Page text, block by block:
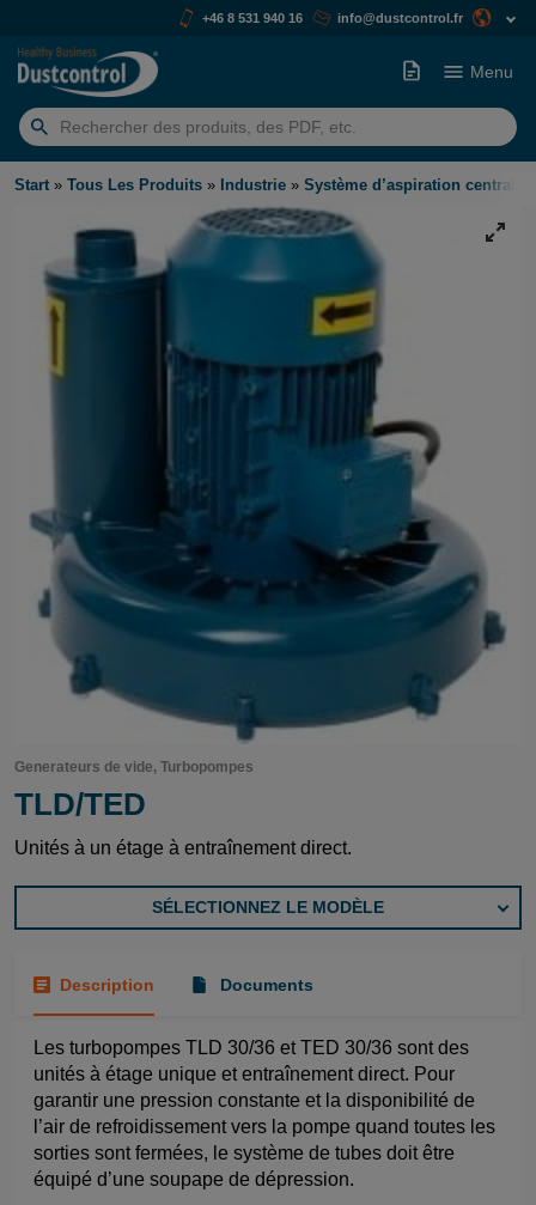
+46 8 531 940 16 info@dustcontrol.fr
Rechercher:
Menu
Start » Tous Les Produits » Industrie » Système d’aspiration centralisé
Generateurs de vide, Turbopompes
TLD/TED
Unités à un étage à entraînement direct.
SÉLECTIONNEZ LE MODÈLE
Description Documents
Les turbopompes TLD 30/36 et TED 30/36 sont des
unités à étage unique et entraînement direct. Pour
garantir une pression constante et la disponibilité de
l’air de refroidissement vers la pompe quand toutes les
sorties sont fermées, le système de tubes doit être
équipé d’une soupape de dépression.